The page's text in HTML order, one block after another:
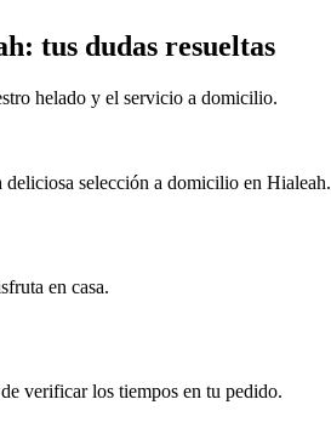
tus dudas resueltas
helado y el servicio a domicilio.
deliciosa selección a domicilio en Hialeah.
en casa.
verificar los tiempos en tu pedido.